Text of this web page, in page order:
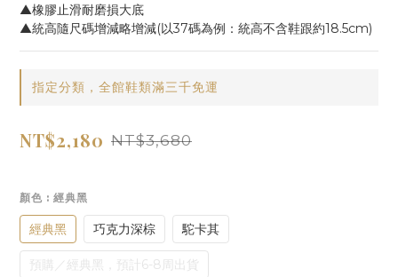
▲橡膠止滑耐磨損大底
▲統高隨尺碼增減略增減(以37碼為例：統高不含鞋跟約18.5cm)
指定分類，全館鞋類滿三千免運
NT$2,180 NT$3,680
顏色 : 經典黑
經典黑 巧克力深棕 駝卡其
預購／經典黑，預計6-8周出貨